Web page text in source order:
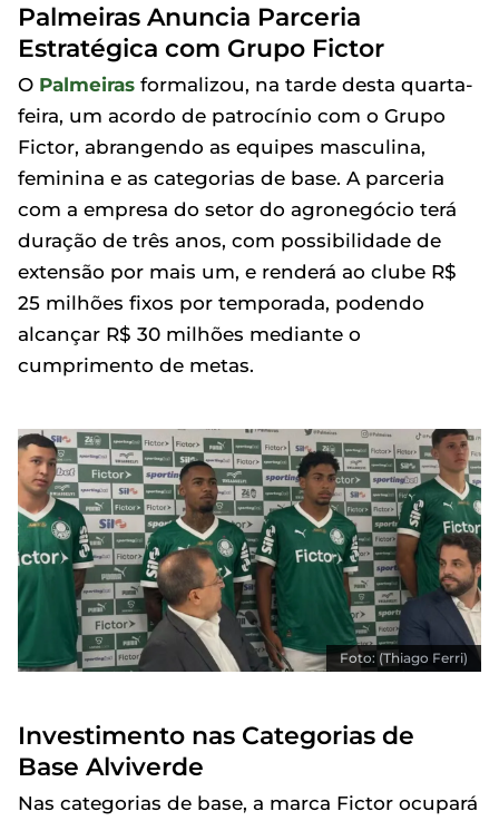
Palmeiras Anuncia Parceria
Estratégica com Grupo Fictor
O Palmeiras formalizou, na tarde desta quarta-
feira, um acordo de patrocínio com o Grupo
Fictor, abrangendo as equipes masculina,
feminina e as categorias de base. A parceria
com a empresa do setor do agronegócio terá
duração de três anos, com possibilidade de
extensão por mais um, e renderá ao clube R$
25 milhões fixos por temporada, podendo
alcançar R$ 30 milhões mediante o
cumprimento de metas.
Foto: (Thiago Ferri)
Investimento nas Categorias de
Base Alviverde
Nas categorias de base, a marca Fictor ocupará